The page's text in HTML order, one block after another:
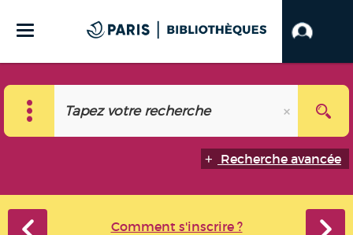
Recherche avancée
Comment s'inscrire ?